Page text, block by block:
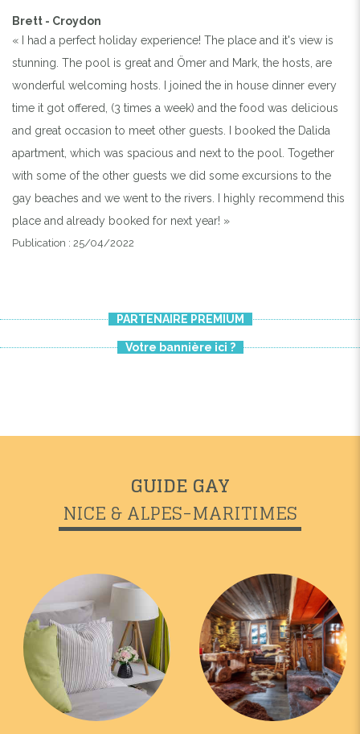
Brett - Croydon
« I had a perfect holiday experience! The place and it's view is
stunning. The pool is great and Ömer and Mark, the hosts, are
wonderful welcoming hosts. I joined the in house dinner every
time it got offered, (3 times a week) and the food was delicious
and great occasion to meet other guests. I booked the Dalida
apartment, which was spacious and next to the pool. Together
with some of the other guests we did some excursions to the
gay beaches and we went to the rivers. I highly recommend this
place and already booked for next year! »
Publication : 25/04/2022
PARTENAIRE PREMIUM
Votre bannière ici ?
GUIDE GAY
NICE & ALPES-MARITIMES